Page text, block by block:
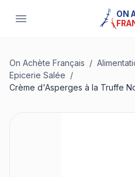
ON
On Achète Français /
Epicerie Salée /
Crème d'Asperges à la Truffe